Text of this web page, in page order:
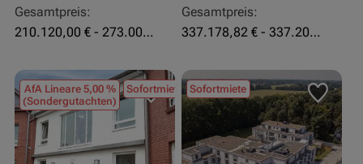
Gesamtpreis:
210.120,00 € - 273.003,24 €
Gesamtpreis:
337.178,82 € - 337.207,06 €
AfA Lineare 5,00 %
(Sondergutachten)
Sofortmiete Sofortmiete